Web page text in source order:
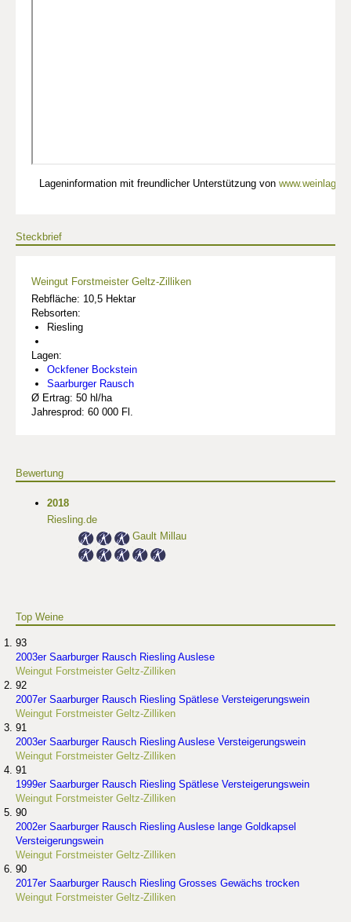
Lageninformation mit freundlicher Unterstützung von
Steckbrief
Weingut Forstmeister Geltz-Zilliken
Rebfläche: 10,5 Hektar
Rebsorten:
Riesling
Lagen:
Ockfener Bockstein
Saarburger Rausch
Ø Ertrag: 50 hl/ha
Jahresprod: 60 000 Fl.
Bewertung
2018
Riesling.de
Gault Millau
Top Weine
93
2003er Saarburger Rausch Riesling Auslese
Weingut Forstmeister Geltz-Zilliken
92
2007er Saarburger Rausch Riesling Spätlese Versteigerungswein
Weingut Forstmeister Geltz-Zilliken
91
2003er Saarburger Rausch Riesling Auslese Versteigerungswein
Weingut Forstmeister Geltz-Zilliken
91
1999er Saarburger Rausch Riesling Spätlese Versteigerungswein
Weingut Forstmeister Geltz-Zilliken
90
2002er Saarburger Rausch Riesling Auslese lange Goldkapsel
Versteigerungswein
Weingut Forstmeister Geltz-Zilliken
90
2017er Saarburger Rausch Riesling Grosses Gewächs trocken
Weingut Forstmeister Geltz-Zilliken